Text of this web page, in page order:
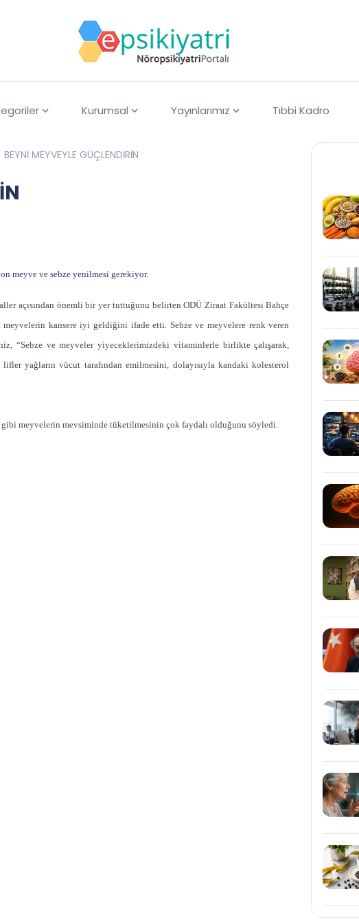
Kurumsal Yayınlarımız Tıbbi Kadro
BEYNİ MEYVEYLE GÜÇLENDİRİN
meyve ve sebze yenilmesi gerekiyor.
açısından önemli bir yer tuttuğunu belirten ODÜ Ziraat Fakültesi Bahçe
kansere iyi geldiğini ifade etti. Sebze ve meyvelere renk veren
“Sebze ve meyveler yiyeceklerimizdeki vitaminlerle birlikte çalışarak,
yağların vücut tarafından emilmesini, dolayısıyla kandaki kolesterol
gibi meyvelerin mevsiminde tüketilmesinin çok faydalı olduğunu söyledi.